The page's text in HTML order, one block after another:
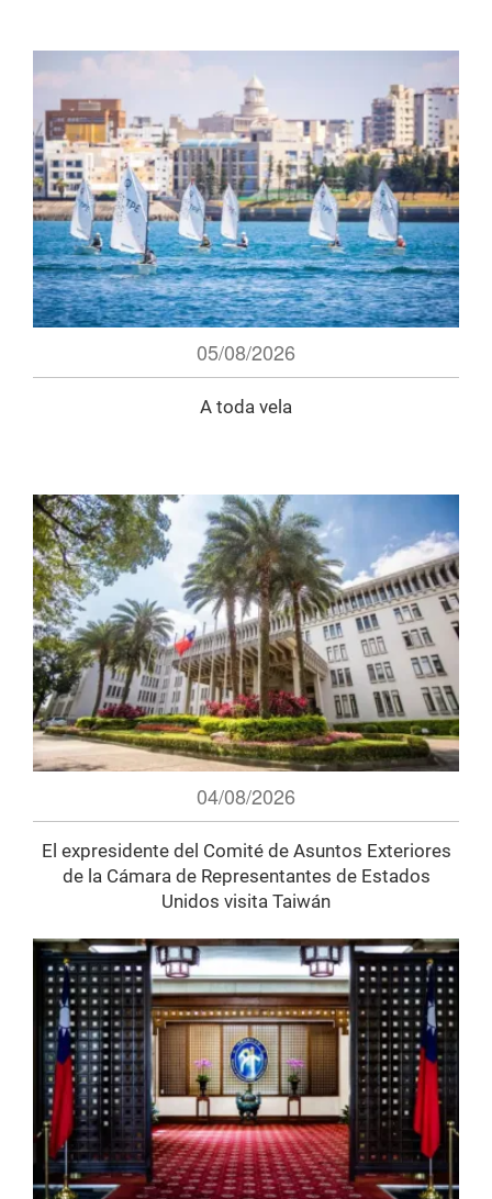
05/08/2026
A toda vela
04/08/2026
El expresidente del Comité de Asuntos Exteriores
de la Cámara de Representantes de Estados
Unidos visita Taiwán